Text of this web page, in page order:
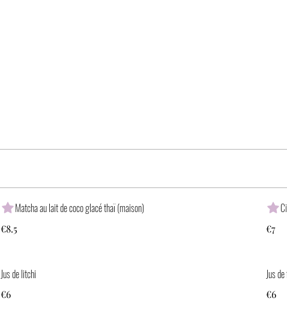
Matcha au lait de coco glacé thaï (maison)
€8.5 €7
Jus de litchi
€6
Jus
€6